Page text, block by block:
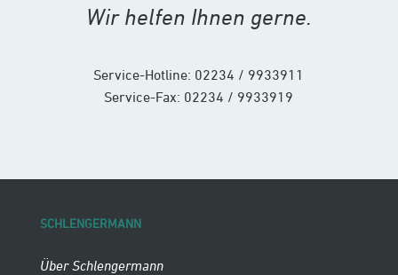
Wir helfen Ihnen gerne.
Service-Hotline: 02234 / 9933911
Service-Fax: 02234 / 9933919
SCHLENGERMANN
Über Schlengermann